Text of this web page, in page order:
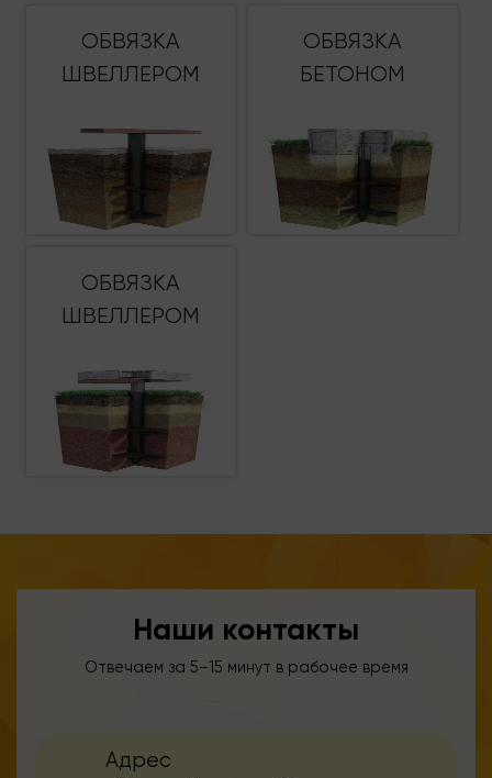
ОБВЯЗКА
ШВЕЛЛЕРОМ
ОБВЯЗКА
БЕТОНОМ
ОБВЯЗКА
ШВЕЛЛЕРОМ
Наши контакты
Отвечаем за 5–15 минут в рабочее время
Адрес